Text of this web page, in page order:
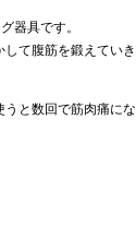
器具です。
て腹筋を鍛えていき
と数回で筋肉痛にな